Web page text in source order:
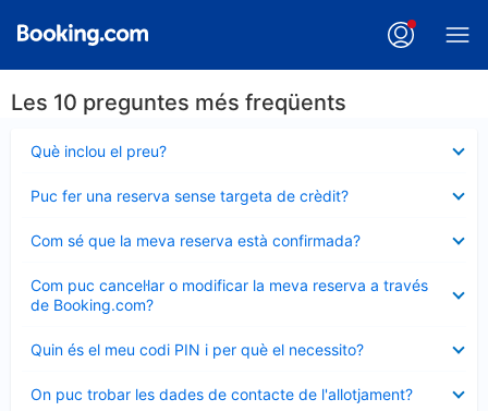
Les 10 preguntes més freqüents
Què inclou el preu?
tancat
Puc fer una reserva sense targeta de crèdit?
tancat
Com sé que la meva reserva està confirmada?
tancat
Com puc cancel·lar o modificar la meva reserva a través
de Booking.com?
tancat
Quin és el meu codi PIN i per què el necessito?
tancat
On puc trobar les dades de contacte de l'allotjament?
tancat